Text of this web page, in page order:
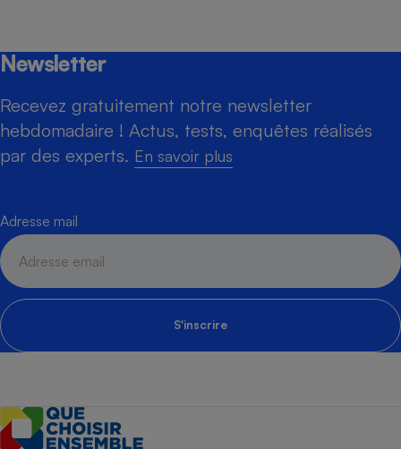
Newsletter
Recevez gratuitement notre newsletter
hebdomadaire ! Actus, tests, enquêtes réalisés
par des experts. En savoir plus
Adresse mail
S'inscrire